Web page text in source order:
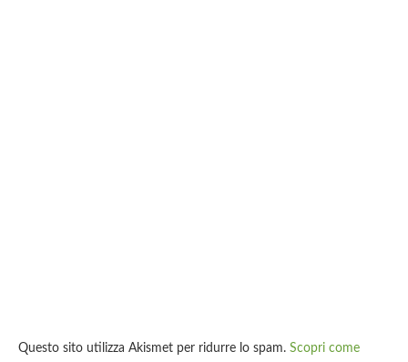
Questo sito utilizza Akismet per ridurre lo spam. Scopri come